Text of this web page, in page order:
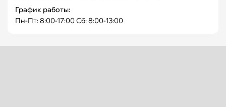
График работы:
Пн-Пт: 8:00-17:00 Сб: 8:00-13:00